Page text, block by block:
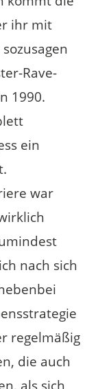
ihr mit
Rave-
1990.
ein
war
nach sich
regelmäßig
die auch